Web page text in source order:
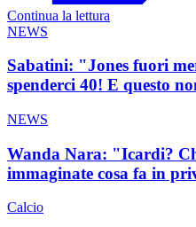
Continua la lettura
NEWS
Sabatini: "Jones fuori
spenderci 40! E questo
NEWS
Wanda Nara: "Icardi?
immaginate cosa fa in
Calcio